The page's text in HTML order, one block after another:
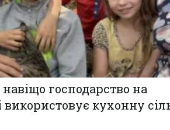
навіщо господарство на
використовує кухонну